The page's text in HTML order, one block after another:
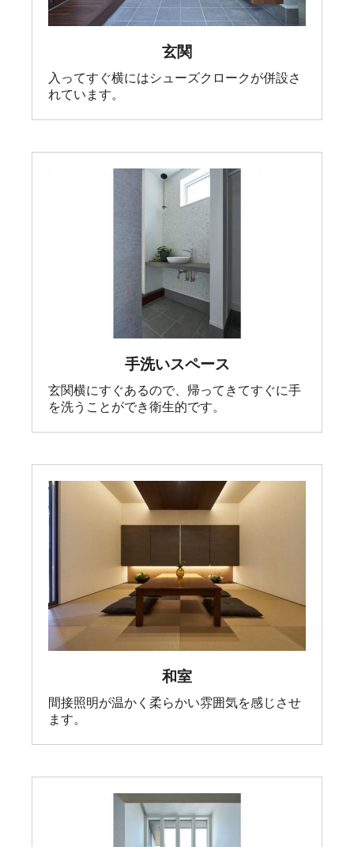
玄関
入ってすぐ横にはシューズクロークが併設さ
れています。
手洗いスペース
玄関横にすぐあるので、帰ってきてすぐに手
を洗うことができ衛生的です。
和室
間接照明が温かく柔らかい雰囲気を感じさせ
ます。